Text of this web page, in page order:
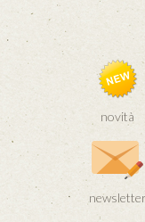
novità
newsletter